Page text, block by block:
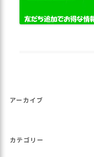
アーカイブ
カテゴリー